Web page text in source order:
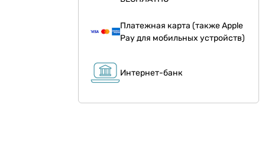
Платежная карта (также Apple
Pay для мобильных устройств)
Интернет-банк